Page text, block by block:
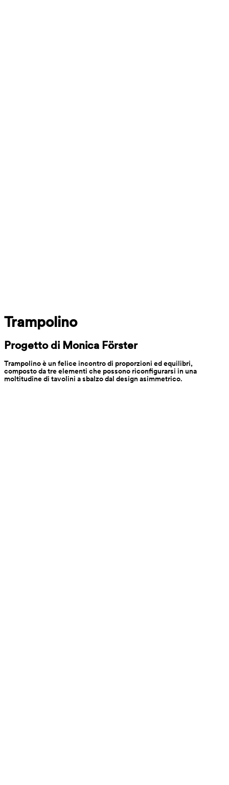
Trampolino
Progetto di Monica Förster
Trampolino è un felice incontro di proporzioni ed equilibri,
composto da tre elementi che possono riconfigurarsi in una
moltitudine di tavolini a sbalzo dal design asimmetrico.